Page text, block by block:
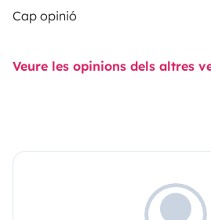
Cap opinió
Veure les opinions dels altres